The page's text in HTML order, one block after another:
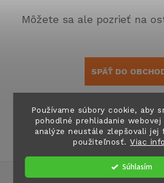
Používame súbory cookie, aby
pohodlné prehliadanie
analýze neustále zlepšovali jej
použiteľnosť.Viac
Súhlasím
Môžete sa ale pozrieť na
SPÄŤ DO